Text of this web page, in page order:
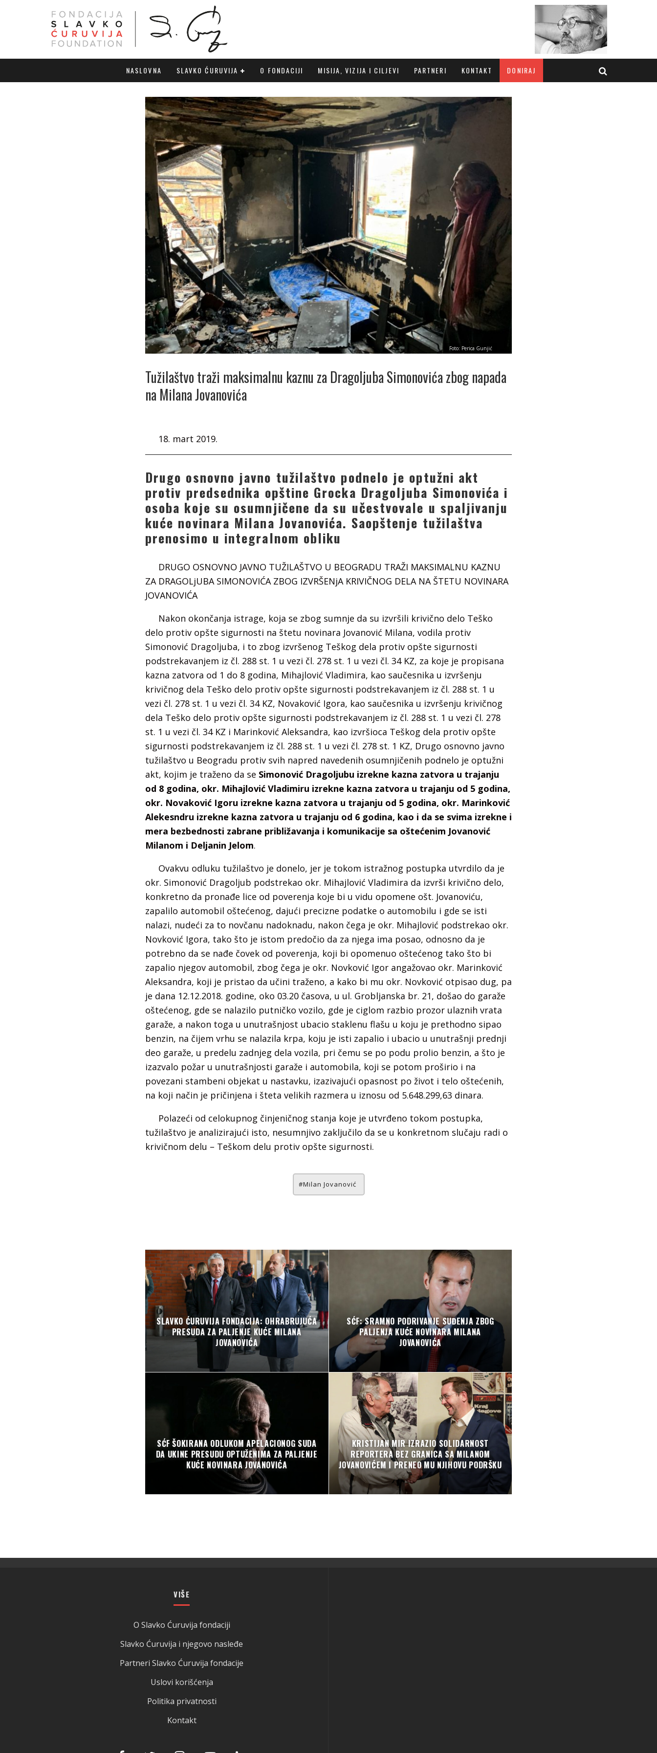
NASLOVNA SLAVKO ĆURUVIJA O FONDACIJI MISIJA, VIZIJA I CILJEVI PARTNERI KONTAKT DONIRAJ
Foto: Perica Gunjić
Tužilaštvo traži maksimalnu kaznu za Dragoljuba Simonovića zbog napada
na Milana Jovanovića
18. mart 2019.
Drugo osnovno javno tužilaštvo podnelo je optužni akt
protiv predsednika opštine Grocka Dragoljuba Simonovića i
osoba koje su osumnjičene da su učestvovale u spaljivanju
kuće novinara Milana Jovanovića. Saopštenje tužilaštva
prenosimo u integralnom obliku
DRUGO OSNOVNO JAVNO TUŽILAŠTVO U BEOGRADU TRAŽI MAKSIMALNU KAZNU
ZA DRAGOLjUBA SIMONOVIĆA ZBOG IZVRŠENjA KRIVIČNOG DELA NA ŠTETU NOVINARA
JOVANOVIĆA
Nakon okončanja istrage, koja se zbog sumnje da su izvršili krivično delo Teško
delo protiv opšte sigurnosti na štetu novinara Jovanović Milana, vodila protiv
Simonović Dragoljuba, i to zbog izvršenog Teškog dela protiv opšte sigurnosti
podstrekavanjem iz čl. 288 st. 1 u vezi čl. 278 st. 1 u vezi čl. 34 KZ, za koje je propisana
kazna zatvora od 1 do 8 godina, Mihajlović Vladimira, kao saučesnika u izvršenju
krivičnog dela Teško delo protiv opšte sigurnosti podstrekavanjem iz čl. 288 st. 1 u
vezi čl. 278 st. 1 u vezi čl. 34 KZ, Novaković Igora, kao saučesnika u izvršenju krivičnog
dela Teško delo protiv opšte sigurnosti podstrekavanjem iz čl. 288 st. 1 u vezi čl. 278
st. 1 u vezi čl. 34 KZ i Marinković Aleksandra, kao izvršioca Teškog dela protiv opšte
sigurnosti podstrekavanjem iz čl. 288 st. 1 u vezi čl. 278 st. 1 KZ, Drugo osnovno javno
tužilaštvo u Beogradu protiv svih napred navedenih osumnjičenih podnelo je optužni
akt, kojim je traženo da se Simonović Dragoljubu izrekne kazna zatvora u trajanju
od 8 godina, okr. Mihajlović Vladimiru izrekne kazna zatvora u trajanju od 5 godina,
okr. Novaković Igoru izrekne kazna zatvora u trajanju od 5 godina, okr. Marinković
Alekesndru izrekne kazna zatvora u trajanju od 6 godina, kao i da se svima izrekne i
mera bezbednosti zabrane približavanja i komunikacije sa oštećenim Jovanović
Milanom i Deljanin Jelom.
Ovakvu odluku tužilaštvo je donelo, jer je tokom istražnog postupka utvrdilo da je
okr. Simonović Dragoljub podstrekao okr. Mihajlović Vladimira da izvrši krivično delo,
konkretno da pronađe lice od poverenja koje bi u vidu opomene ošt. Jovanoviću,
zapalilo automobil oštećenog, dajući precizne podatke o automobilu i gde se isti
nalazi, nudeći za to novčanu nadoknadu, nakon čega je okr. Mihajlović podstrekao okr.
Novković Igora, tako što je istom predočio da za njega ima posao, odnosno da je
potrebno da se nađe čovek od poverenja, koji bi opomenuo oštećenog tako što bi
zapalio njegov automobil, zbog čega je okr. Novković Igor angažovao okr. Marinković
Aleksandra, koji je pristao da učini traženo, a kako bi mu okr. Novković otpisao dug, pa
je dana 12.12.2018. godine, oko 03.20 časova, u ul. Grobljanska br. 21, došao do garaže
oštećenog, gde se nalazilo putničko vozilo, gde je ciglom razbio prozor ulaznih vrata
garaže, a nakon toga u unutrašnjost ubacio staklenu flašu u koju je prethodno sipao
benzin, na čijem vrhu se nalazila krpa, koju je isti zapalio i ubacio u unutrašnji prednji
deo garaže, u predelu zadnjeg dela vozila, pri čemu se po podu prolio benzin, a što je
izazvalo požar u unutrašnjosti garaže i automobila, koji se potom proširio i na
povezani stambeni objekat u nastavku, izazivajući opasnost po život i telo oštećenih,
na koji način je pričinjena i šteta velikih razmera u iznosu od 5.648.299,63 dinara.
Polazeći od celokupnog činjeničnog stanja koje je utvrđeno tokom postupka,
tužilaštvo je analizirajući isto, nesumnjivo zaključilo da se u konkretnom slučaju radi o
krivičnom delu – Teškom delu protiv opšte sigurnosti.
Milan Jovanović
SLAVKO ĆURUVIJA FONDACIJA: OHRABRUJUĆA
PRESUDA ZA PALJENJE KUĆE MILANA
JOVANOVIĆA
SĆF: SRAMNO PODRIVANJE SUĐENJA ZBOG
PALJENJA KUĆE NOVINARA MILANA
JOVANOVIĆA
SĆF ŠOKIRANA ODLUKOM APELACIONOG SUDA
DA UKINE PRESUDU OPTUŽENIMA ZA PALJENJE
KUĆE NOVINARA JOVANOVIĆA
KRISTIJAN MIR IZRAZIO SOLIDARNOST
REPORTERA BEZ GRANICA SA MILANOM
JOVANOVIĆEM I PRENEO MU NJIHOVU PODRŠKU
VIŠE
O Slavko Ćuruvija fondaciji
Slavko Ćuruvija i njegovo nasleđe
Partneri Slavko Ćuruvija fondacije
Uslovi korišćenja
Politika privatnosti
Kontakt